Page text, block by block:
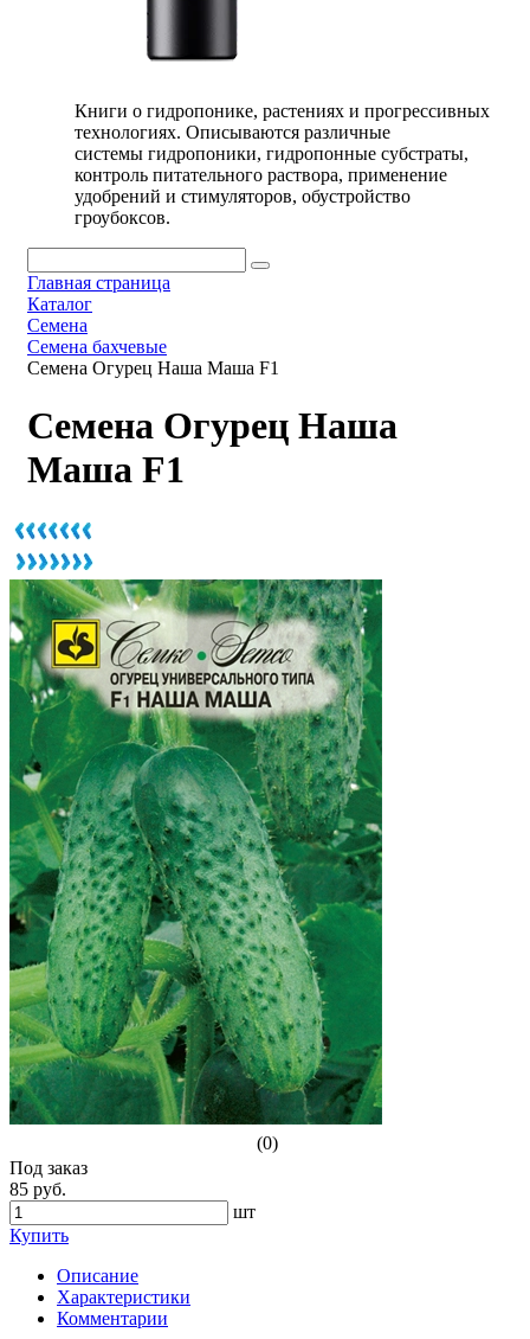
Книги о гидропонике, растениях и прогрессивных
технологиях. Описываются различные
системы гидропоники, гидропонные субстраты,
контроль питательного раствора, применение
удобрений и стимуляторов, обустройство
гроубоксов.
Главная страница
Каталог
Семена
Семена бахчевые
Семена Огурец Наша Маша F1
Семена Огурец Наша
Маша F1
(0)
Под заказ
85 руб.
шт
Купить
Описание
Характеристики
Комментарии